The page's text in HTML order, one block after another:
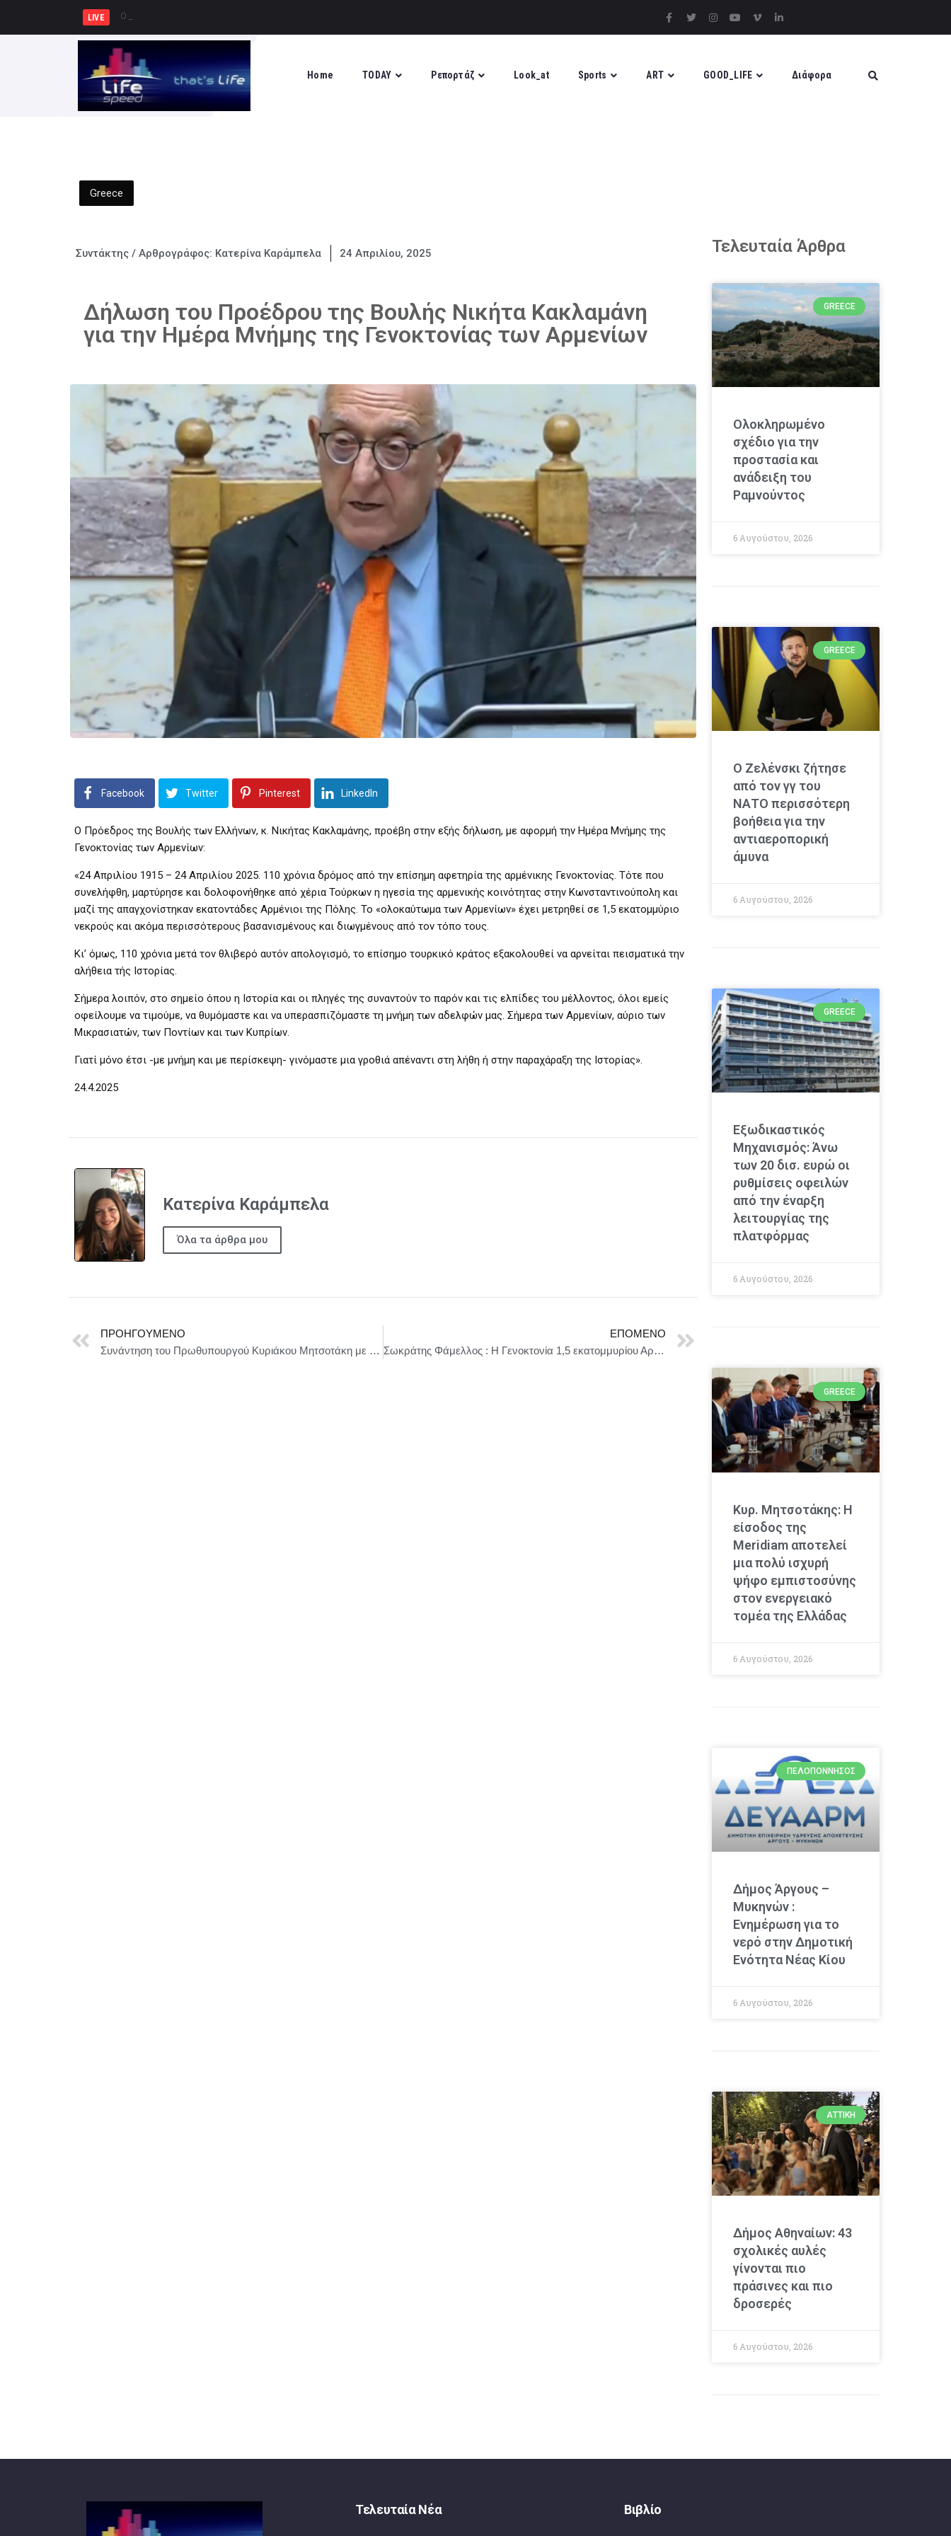
LIVE Ο Ζελένσκι ζήτησε από τον γγ το
Home TODAY Ρεπορτάζ Look_at Sports ART GOOD_LIFE Διάφορα
Greece
Συντάκτης / Αρθρογράφος: Κατερίνα Καράμπελα 24 Απριλίου, 2025
Δήλωση του Προέδρου της Βουλής Νικήτα Κακλαμάνη
για την Ημέρα Μνήμης της Γενοκτονίας των Αρμενίων
Facebook Twitter Pinterest LinkedIn
Ο Πρόεδρος της Βουλής των Ελλήνων, κ. Νικήτας Κακλαμάνης, προέβη στην εξής δήλωση, με αφορμή την Ημέρα Μνήμης της
Γενοκτονίας των Αρμενίων:
«24 Απριλίου 1915 – 24 Απριλίου 2025. 110 χρόνια δρόμος από την επίσημη αφετηρία της αρμένικης Γενοκτονίας. Τότε που
συνελήφθη, μαρτύρησε και δολοφονήθηκε από χέρια Τούρκων η ηγεσία της αρμενικής κοινότητας στην Κωνσταντινούπολη και
μαζί της απαγχονίστηκαν εκατοντάδες Αρμένιοι της Πόλης. Το «ολοκαύτωμα των Αρμενίων» έχει μετρηθεί σε 1,5 εκατομμύριο
νεκρούς και ακόμα περισσότερους βασανισμένους και διωγμένους από τον τόπο τους.
Κι’ όμως, 110 χρόνια μετά τον θλιβερό αυτόν απολογισμό, το επίσημο τουρκικό κράτος εξακολουθεί να αρνείται πεισματικά την
αλήθεια τής Ιστορίας.
Σήμερα λοιπόν, στο σημείο όπου η Ιστορία και οι πληγές της συναντούν το παρόν και τις ελπίδες του μέλλοντος, όλοι εμείς
οφείλουμε να τιμούμε, να θυμόμαστε και να υπερασπιζόμαστε τη μνήμη των αδελφών μας. Σήμερα των Αρμενίων, αύριο των
Μικρασιατών, των Ποντίων και των Κυπρίων.
Γιατί μόνο έτσι -με μνήμη και με περίσκεψη- γινόμαστε μια γροθιά απέναντι στη λήθη ή στην παραχάραξη της Ιστορίας».
24.4.2025
Κατερίνα Καράμπελα
Όλα τα άρθρα μου
ΠΡΟΗΓΟΎΜΕΝΟ
Συνάντηση του Πρωθυπουργού Κυριάκου Μητσοτάκη με εκπροσώπους εταιρειών της ελληνικής αμυντικής βιομηχανίας
ΕΠΌΜΕΝΟ
Σωκράτης Φάμελλος : Η Γενοκτονία 1,5 εκατομμυρίου Αρμενίων από την Οθωμανική Τουρκία υπήρξε η πρώτη γενοκτονία του 20ού αιώνα
Τελευταία Άρθρα
GREECE
Ολοκληρωμένο
σχέδιο για την
προστασία και
ανάδειξη του
Ραμνούντος
6 Αυγούστου, 2026
GREECE
Ο Ζελένσκι ζήτησε
από τον γγ του
ΝΑΤΟ περισσότερη
βοήθεια για την
αντιαεροπορική
άμυνα
6 Αυγούστου, 2026
GREECE
Εξωδικαστικός
Μηχανισμός: Άνω
των 20 δισ. ευρώ οι
ρυθμίσεις οφειλών
από την έναρξη
λειτουργίας της
πλατφόρμας
6 Αυγούστου, 2026
GREECE
Κυρ. Μητσοτάκης: Η
είσοδος της
Meridiam αποτελεί
μια πολύ ισχυρή
ψήφο εμπιστοσύνης
στον ενεργειακό
τομέα της Ελλάδας
6 Αυγούστου, 2026
ΠΕΛΟΠΌΝΝΗΣΟΣ
Δήμος Άργους –
Μυκηνών :
Ενημέρωση για το
νερό στην Δημοτική
Ενότητα Νέας Κίου
6 Αυγούστου, 2026
ΑΤΤΙΚΉ
Δήμος Αθηναίων: 43
σχολικές αυλές
γίνονται πιο
πράσινες και πιο
δροσερές
6 Αυγούστου, 2026
Τελευταία Νέα Βιβλίο